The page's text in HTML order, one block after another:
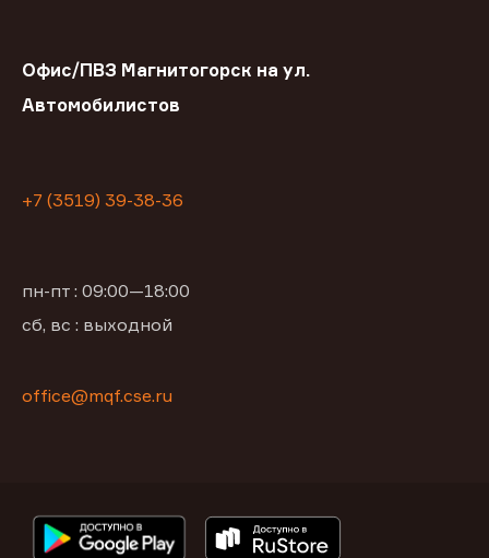
Офис/ПВЗ Магнитогорск на ул.
Автомобилистов
+7 (3519) 39-38-36
пн-пт : 09:00—18:00
сб, вс : выходной
office@mqf.cse.ru